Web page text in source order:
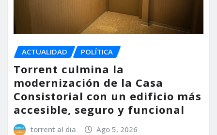
ACTUALIDAD POLÍTICA
Torrent culmina la
modernización de la Casa
Consistorial con un edificio más
accesible, seguro y funcional
torrent al dia Ago 5, 2026